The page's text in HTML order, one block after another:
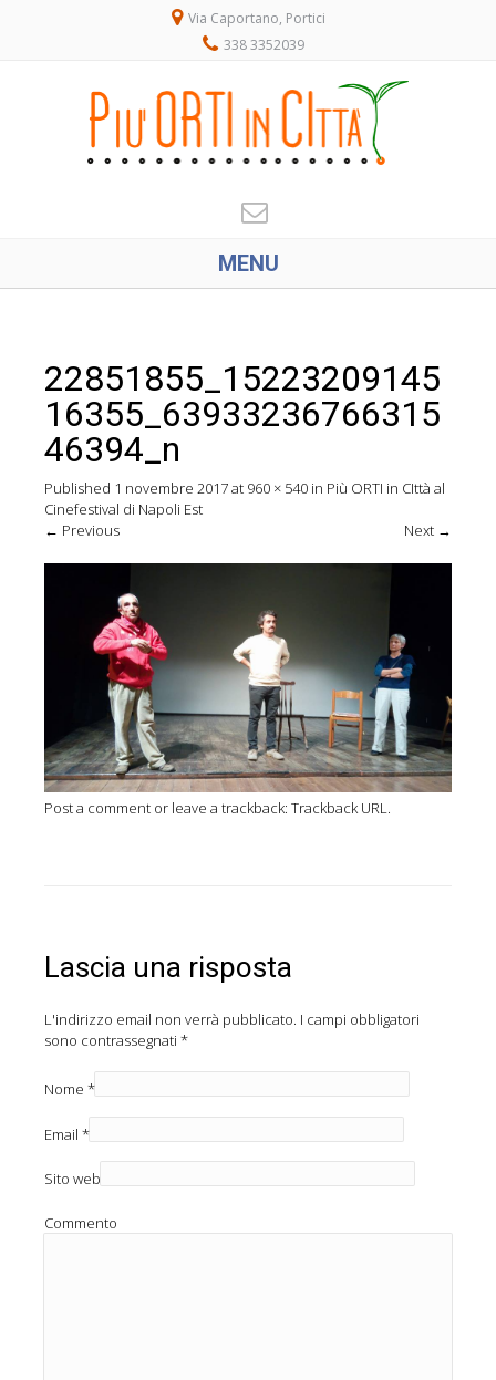
Via Caportano, Portici
338 3352039
MENU
22851855_15223209145
16355_63933236766315
46394_n
Published 1 novembre 2017at 960 × 540 in Più ORTI in CIttà al
Cinefestival di Napoli Est
← Previous Next →
Post a comment or leave a trackback: Trackback URL
Lascia una risposta
L'indirizzo email non verrà pubblicato. I campi obbligatori
sono contrassegnati *
Nome *
Email *
Sito web
Commento